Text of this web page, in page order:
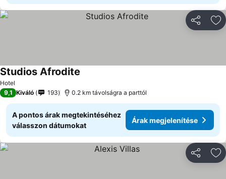
Hotel
Studios Afrodite
9,1 Kiváló 193 0.2 km távolságra a parttól
A pontos árak megtekintéséhez
válasszon dátumokat
Árak megjelenítése